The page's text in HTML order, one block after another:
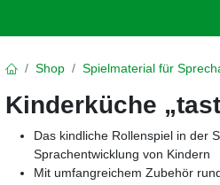
Shop Spielmaterial für
Kinderküche
Das kindliche Rollenspiel in der
Sprachentwicklung von Kindern
Mit umfangreichem Zubehör